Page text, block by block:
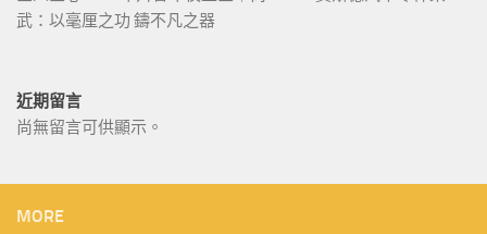
武：以毫厘之功 鑄不凡之器
近期留言
尚無留言可供顯示。
MORE